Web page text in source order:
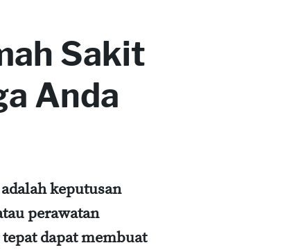
Sakit
Anda
keputusan
perawatan
dapat membuat